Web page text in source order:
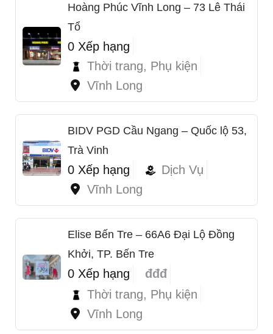
Hoàng Phúc Vĩnh Long – 73 Lê Thái
Tổ
0 Xếp hạng
Thời trang, Phụ kiện
Vĩnh Long
BIDV PGD Cầu Ngang – Quốc lộ 53,
Trà Vinh
0 Xếp hạng
Dịch Vụ
Vĩnh Long
Elise Bến Tre – 66A6 Đại Lộ Đồng
Khởi, TP. Bến Tre
0 Xếp hạng
đđđ
Thời trang, Phụ kiện
Vĩnh Long